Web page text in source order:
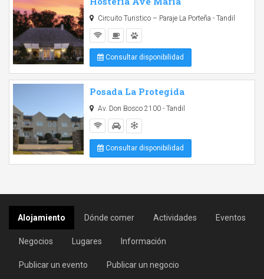
Circuito Turistico – Paraje La Porteña - Tandil
Consultar disponibilidad
Posada La Protegida
Av. Don Bosco 2100 - Tandil
Consultar disponibilidad
Alojamiento Dónde comer Actividades Eventos
Negocios Lugares Información
Publicar un evento Publicar un negocio